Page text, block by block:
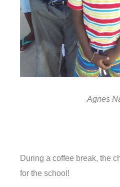
Agnes
During a coffee break, the
for the school!